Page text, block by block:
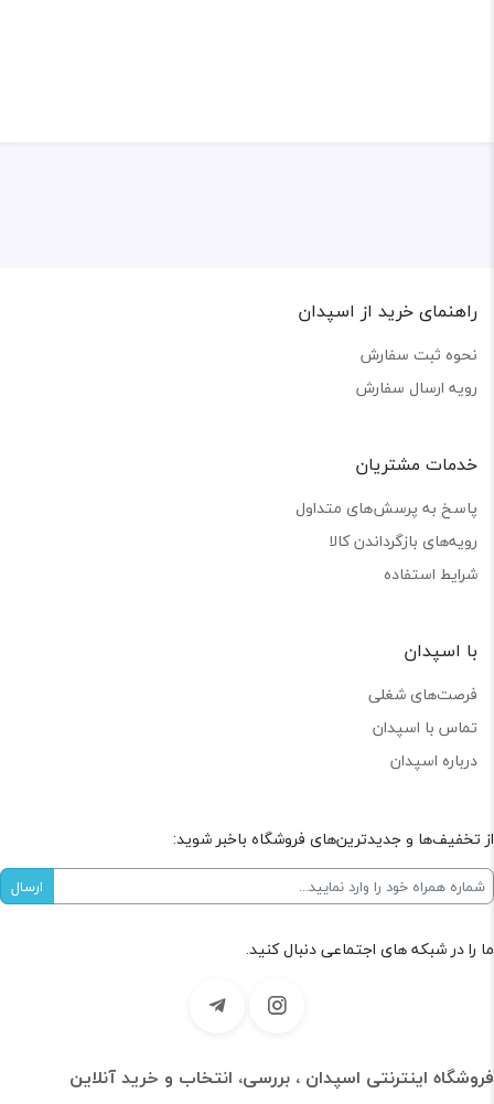
راهنمای خرید از اسپدان
نحوه ثبت سفارش
رویه ارسال سفارش
خدمات مشتریان
پاسخ به پرسش‌های متداول
رویه‌های بازگرداندن کالا
شرایط استفاده
با اسپدان
فرصت‌های شغلی
تماس با اسپدان
درباره اسپدان
از تخفیف‌ها و جدیدترین‌های فروشگاه باخبر شوید:
ما را در شبکه های اجتماعی دنبال کنید.
فروشگاه اینترنتی اسپدان ، بررسی، انتخاب و خرید آنلاین